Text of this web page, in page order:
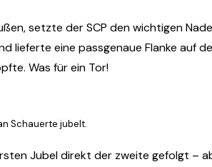
setzte der SCP den wichtigen
lieferte eine passgenaue Flanke auf
Was für ein Tor!
Schauerte jubelt.
Jubel direkt der zweite gefolgt –